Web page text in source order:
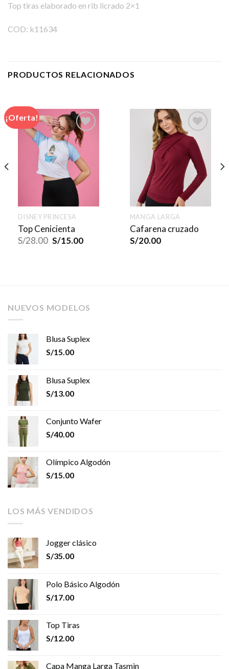
Top tiras elaborado en rib licrado 2×1
COD: k11634
PRODUCTOS RELACIONADOS
¡Oferta!
DISNEY PRINCESA
Top Cenicienta
S/28.00 S/15.00
MANGA LARGA
Cafarena cruzado
S/20.00
NUEVOS MODELOS
Blusa Suplex
S/15.00
Blusa Suplex
S/13.00
Conjunto Wafer
S/40.00
Olímpico Algodón
S/15.00
LOS MÁS VENDIDOS
Jogger clásico
S/35.00
Polo Básico Algodón
S/17.00
Top Tiras
S/12.00
Capa Manga Larga Tasmin